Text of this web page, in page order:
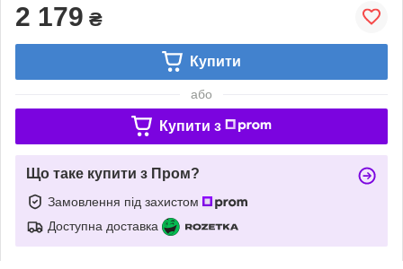
2 179 ₴
Купити
або
Купити з
Що таке купити з Пром?
Замовлення під захистом
Доступна доставка